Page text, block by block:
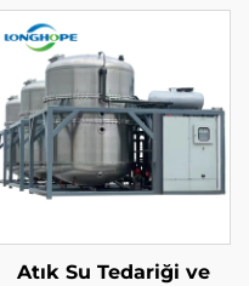
Konsantre Sıvı İşleme
Buharlaştırma
Kristalleşme Ekipmanı
Atık Su Tedariği ve